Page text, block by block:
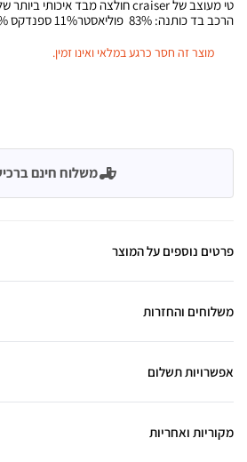
טי מעוצב של craiser חולצה מבד איכותי ביותר של craiser
הרכב בד כותנה: 83% פוליאסטר11% ספנדקס 6%
מוצר זה חסר כרגע במלאי ואינו זמין.
משלוח חינם ברכישה
פרטים נוספים על המוצר
משלוחים והחזרות
אפשרויות תשלום
מקוריות ואחריות